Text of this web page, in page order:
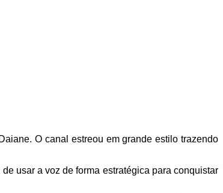
O canal estreou em grande estilo trazendo
usar a voz de forma estratégica para conquistar